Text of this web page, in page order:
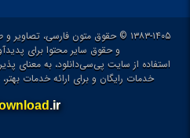
و حقوق سایر محتوا برای
استفاده از سایت پی‌سی‌دانلود، به معنای
خدمات رایگان و برای ارائه خدمات بهتر،